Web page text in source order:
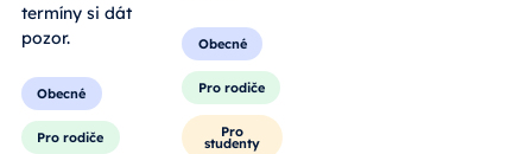
termíny si dát
pozor.
Obecné
Pro rodiče
Obecné
Pro rodiče
Pro
studenty